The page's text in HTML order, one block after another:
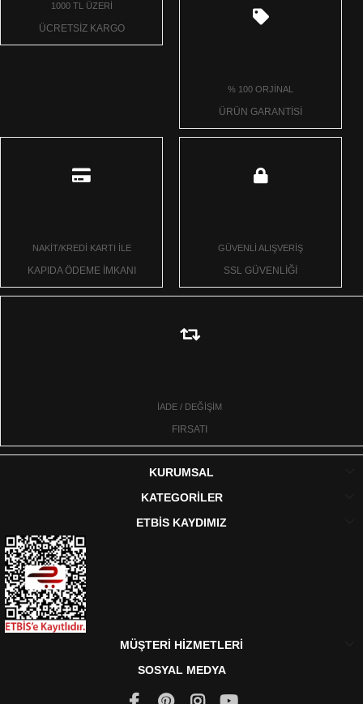
1000 TL ÜZERİ
ÜCRETSİZ KARGO
% 100 ORJİNAL
ÜRÜN GARANTİSİ
NAKİT/KREDİ KARTI İLE
KAPIDA ÖDEME İMKANI
GÜVENLİ ALIŞVERİŞ
SSL GÜVENLİĞİ
İADE / DEĞİŞİM
FIRSATI
KURUMSAL
KATEGORİLER
ETBİS KAYDIMIZ
MÜŞTERİ HİZMETLERİ
SOSYAL MEDYA